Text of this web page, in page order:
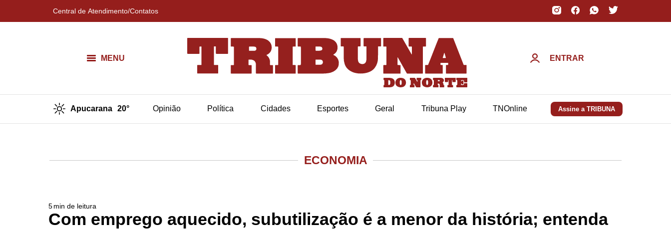
Central de Atendimento/Contatos
MENU ENTRAR
Apucarana 20° Opinião Política Cidades Esportes Geral Tribuna Play TNOnline Assine a TRIBUNA
ECONOMIA
5min de leitura
Com emprego aquecido, subutilização é a menor da história; entenda